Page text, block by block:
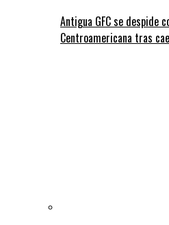
Antigua GFC se despide
Centroamericana tras